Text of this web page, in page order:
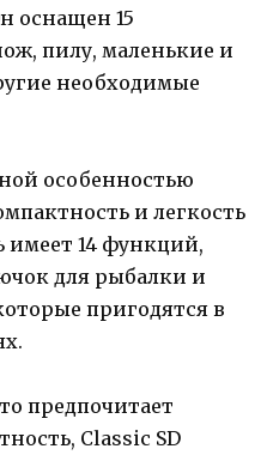
оснащен 15
пилу, маленькие и
необходимые
особенностью
и легкость
имеет 14 функций,
для рыбалки и
пригодятся в
предпочитает
Classic SD